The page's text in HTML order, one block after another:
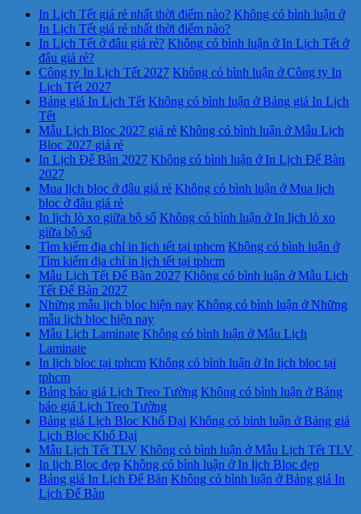
In Lịch Tết giá rẻ nhất thời điểm nào? Không có bình luận ở
In Lịch Tết giá rẻ nhất thời điểm nào?
In Lịch Tết ở đâu giá rẻ? Không có bình luận ở In Lịch Tết ở
đâu giá rẻ?
Công ty In Lịch Tết 2027 Không có bình luận ở Công ty In
Lịch Tết 2027
Bảng giá In Lịch Tết Không có bình luận ở Bảng giá In Lịch
Tết
Mẫu Lịch Bloc 2027 giá rẻ Không có bình luận ở Mẫu Lịch
Bloc 2027 giá rẻ
In Lịch Để Bàn 2027 Không có bình luận ở In Lịch Để Bàn
2027
Mua lịch bloc ở đâu giá rẻ Không có bình luận ở Mua lịch
bloc ở đâu giá rẻ
In lịch lò xo giữa bộ số Không có bình luận ở In lịch lò xo
giữa bộ số
Tìm kiếm địa chỉ in lịch tết tại tphcm Không có bình luận ở
Tìm kiếm địa chỉ in lịch tết tại tphcm
Mẫu Lịch Tết Để Bàn 2027 Không có bình luận ở Mẫu Lịch
Tết Để Bàn 2027
Những mẫu lịch bloc hiện nay Không có bình luận ở Những
mẫu lịch bloc hiện nay
Mẫu Lịch Laminate Không có bình luận ở Mẫu Lịch
Laminate
In lịch bloc tại tphcm Không có bình luận ở In lịch bloc tại
tphcm
Bảng báo giá Lịch Treo Tường Không có bình luận ở Bảng
báo giá Lịch Treo Tường
Bảng giá Lịch Bloc Khổ Đại Không có bình luận ở Bảng giá
Lịch Bloc Khổ Đại
Mẫu Lịch Tết TLV Không có bình luận ở Mẫu Lịch Tết TLV
In lịch Bloc đẹp Không có bình luận ở In lịch Bloc đẹp
Bảng giá In Lịch Để Bàn Không có bình luận ở Bảng giá In
Lịch Để Bàn